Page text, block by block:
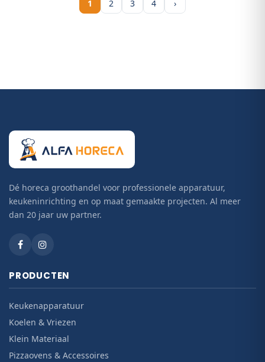
1 2 3 4 ›
Dé horeca groothandel voor professionele apparatuur,
keukeninrichting en op maat gemaakte projecten. Al meer
dan 20 jaar uw partner.
PRODUCTEN
Keukenapparatuur
Koelen & Vriezen
Klein Materiaal
Pizzaovens & Accessoires